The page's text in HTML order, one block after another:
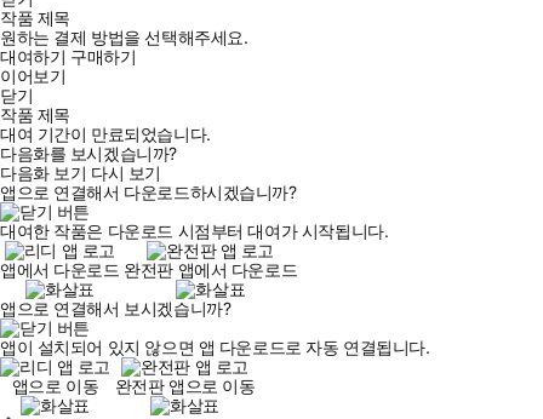
작품 제목
원하는 결제 방법을 선택해주세요.
대여하기 구매하기
이어보기
닫기
작품 제목
대여 기간이 만료되었습니다.
다음화를 보시겠습니까?
다음화 보기 다시 보기
앱으로 연결해서 다운로드하시겠습니까?
대여한 작품은 다운로드 시점부터 대여가 시작됩니다.
앱에서 다운로드 완전판 앱에서 다운로드
앱으로 연결해서 보시겠습니까?
앱이 설치되어 있지 않으면 앱 다운로드로 자동 연결됩니다.
앱으로 이동
완전판 앱으로 이동